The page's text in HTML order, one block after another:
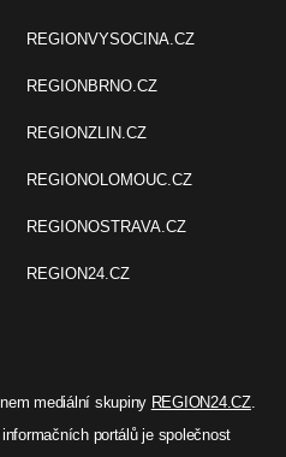
REGIONVYSOCINA.CZ
REGIONBRNO.CZ
REGIONZLIN.CZ
REGIONOLOMOUC.CZ
REGIONOSTRAVA.CZ
REGION24.CZ
mediální skupiny REGION24.CZ.
portálů je společnost